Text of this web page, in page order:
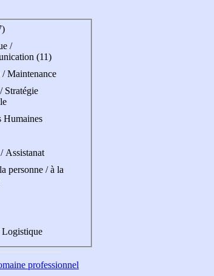
/
(11)
Maintenance
Stratégie
Humaines
Assistanat
personne / à la
Logistique
professionnel